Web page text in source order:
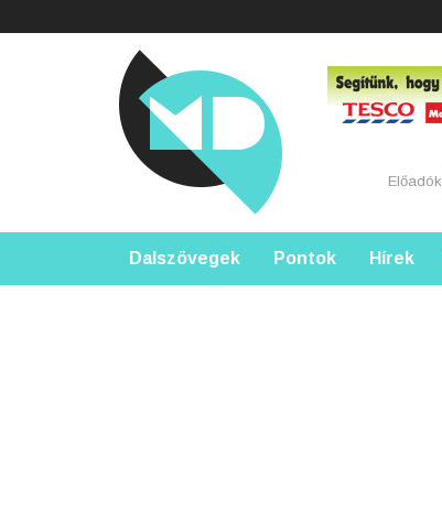
Előadók
Dalszövegek Pontok Hírek